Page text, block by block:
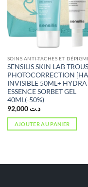
SENSILIS SKIN LAB
PHOTOCORRECTION
INVISIBLE 50ML+ HYDRA
ESSENCE SORBET GEL
40ML(-50%)
د.ت 92,000
AJOUTER AU PANIER